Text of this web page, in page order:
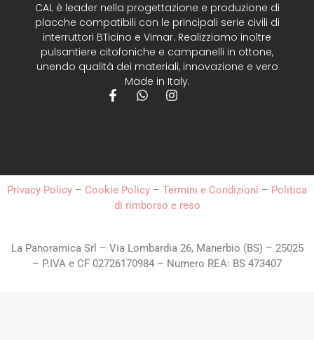
CAL è leader nella progettazione e produzione di
placche compatibili con le principali serie civili di
interruttori BTicino e Vimar. Realizziamo inoltre
pulsantiere citofoniche e campanelli in ottone,
unendo qualità dei materiali, innovazione e vero
Made in Italy.
Privacy Policy – Cookie Policy – Termini e Condizioni – Politica
di rimborso e reso
La Panoramica Srl – Via Lombardia 26, Manerbio (BS) – 25025
– P.IVA e CF 02726170984 – Numero REA: BS 473407